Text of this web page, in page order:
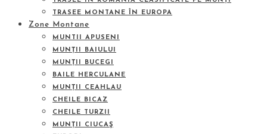
TRASEE MONTANE ÎN EUROPA
Zone Montane
MUNTII APUSENI
MUNȚII BAIULUI
MUNȚII BUCEGI
BAILE HERCULANE
MUNȚII CEAHLAU
CHEILE BICAZ
CHEILE TURZII
MUNȚII CIUCAŞ